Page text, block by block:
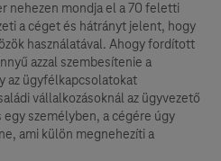
nehezen mondja el a 70 feletti
a céget és hátrányt jelent, hogy
használatával. Ahogy fordított
azzal szembesítenie a
az ügyfélkapcsolatokat
vállalkozásoknál az ügyvezető
személyben, a cégére úgy
ami külön megnehezíti a